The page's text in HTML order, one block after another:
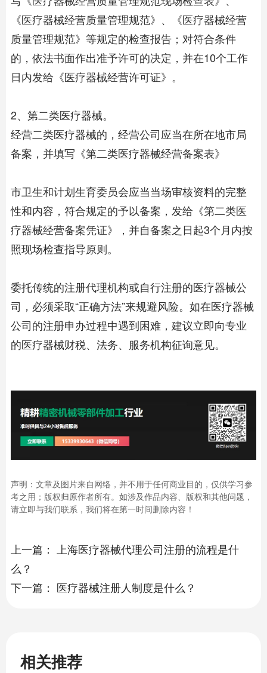
《医疗器械经营质量管理规范》、《医疗器械经营
质量管理规范》等规定的检查报告；对符合条件
的，依法书面作出准予许可的决定，并在10个工作
日内发给《医疗器械经营许可证》。
2、第二类医疗器械。
经营二类医疗器械的，经营公司应当在所在地市局
备案，并填写《第二类医疗器械经营备案表》
市卫生和计划生育委员会应当当场审核资料的完整
性和内容，符合规定的予以备案，发给《第二类医
疗器械经营备案凭证》，并自备案之日起3个月内按
照现场检查指导原则。
委托传统的注册代理机构或自行注册的医疗器械公
司，必须采取“正确方法”来规避风险。如在医疗器械
公司的注册申办过程中遇到困难，建议立即向专业
的医疗器械财税、法务、服务机构征询意见。
声明：文章及图片来自网络，并不用于任何商业目的，仅供学习参
考之用；版权归原作者所有。如涉及作品内容、版权和其他问题，
请立即与我们联系，我们将在第一时间删除内容！
上一篇：
上海医疗器械代理公司注册的流程是什
么？
下一篇： 医疗器械注册人制度是什么？
相关推荐